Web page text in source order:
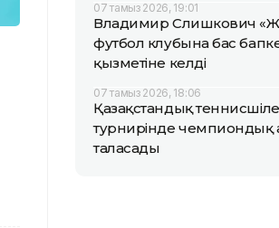
07 тамыз 2026, 19:01
Владимир Слишкович
футбол клубына бас
қызметіне келді
07 тамыз 2026, 18:06
Қазақстандық
турнирінде чемпиондық
таласады